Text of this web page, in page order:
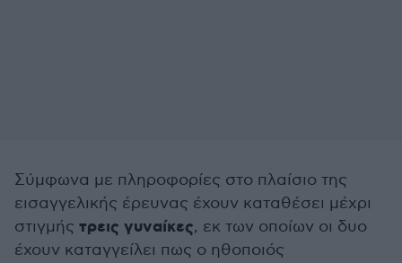
Σύμφωνα με πληροφορίες στο πλαίσιο της
εισαγγελικής έρευνας έχουν καταθέσει μέχρι
στιγμής τρεις γυναίκες, εκ των οποίων οι δυο
έχουν καταγγείλει πως ο ηθοποιός